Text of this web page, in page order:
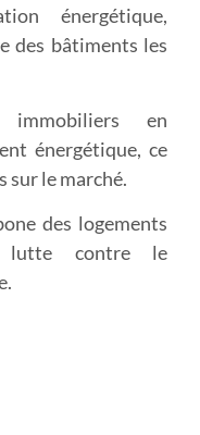
énergétique,
des bâtiments les
en
énergétique, ce
sur le marché.
des logements
contre le